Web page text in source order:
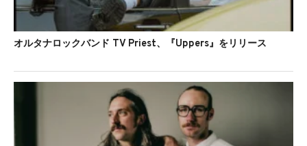
オルタナロックバンド TV Priest、『Uppers』をリリース